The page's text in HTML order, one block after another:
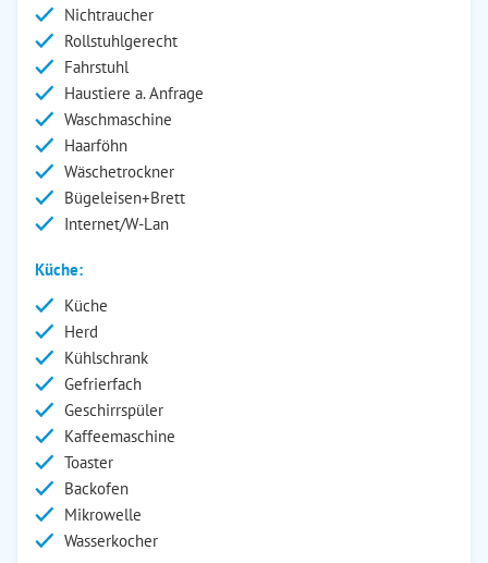
Nichtraucher
Rollstuhlgerecht
Fahrstuhl
Haustiere a. Anfrage
Waschmaschine
Haarföhn
Wäschetrockner
Bügeleisen+Brett
Internet/W-Lan
Küche:
Küche
Herd
Kühlschrank
Gefrierfach
Geschirrspüler
Kaffeemaschine
Toaster
Backofen
Mikrowelle
Wasserkocher